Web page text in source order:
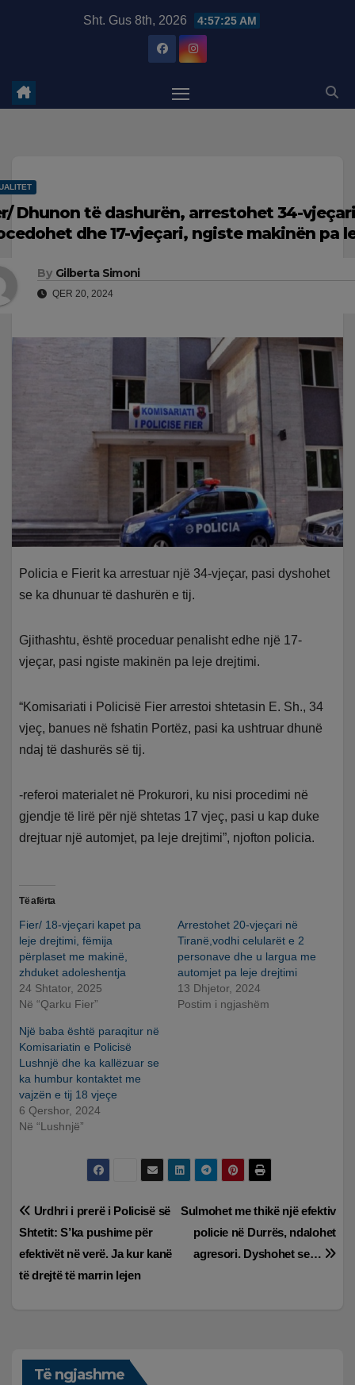
Sht. Gus 8th, 2026 4:57:26 AM
Dhunon të dashurën, arrestohet 34-
dhe 17-vjeçari, ngiste makinën pa
By Gilberta Simoni
QER 20, 2024
Policia e Fierit ka arrestuar një 34-vjeçar, pasi dyshohet
se ka dhunuar të dashurën e tij.
Gjithashtu, është proceduar penalisht edhe një 17-
vjeçar, pasi ngiste makinën pa leje drejtimi.
“Komisariati i Policisë Fier arrestoi shtetasin E. Sh., 34
vjeç, banues në fshatin Portëz, pasi ka ushtruar dhunë
ndaj të dashurës së tij.
-referoi materialet në Prokurori, ku nisi procedimi në
gjendje të lirë për një shtetas 17 vjeç, pasi u kap duke
drejtuar një automjet, pa leje drejtimi”, njofton policia.
Të afërta
Fier/ 18-vjeçari kapet pa
leje drejtimi, fëmija
përplaset me makinë,
zhduket adoleshentja
24 Shtator, 2025
Në “Qarku Fier”
Arrestohet 20-vjeçari në
Tiranë,vodhi celularët e 2
personave dhe u largua me
automjet pa leje drejtimi
13 Dhjetor, 2024
Postim i ngjashëm
Një baba është paraqitur në
Komisariatin e Policisë
Lushnjë dhe ka kallëzuar se
ka humbur kontaktet me
vajzën e tij 18 vjeçe
6 Qershor, 2024
Në “Lushnjë”
Lëvizje
te
postimet
Sulmohet me thikë një efektiv
policie në Durrës, ndalohet
agresori. Dyshohet se…
Urdhri i prerë i Policisë së
Shtetit: S’ka pushime për
efektivët në verë. Ja kur kanë
të drejtë të marrin lejen
Të ngjashme